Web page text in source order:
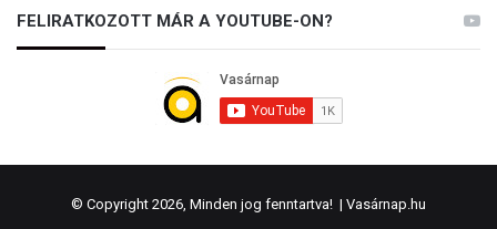
FELIRATKOZOTT MÁR A YOUTUBE-ON?
© Copyright 2026, Minden jog fenntartva! | Vasárnap.hu